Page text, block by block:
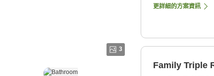
3
更詳細的方案資訊
Family Triple